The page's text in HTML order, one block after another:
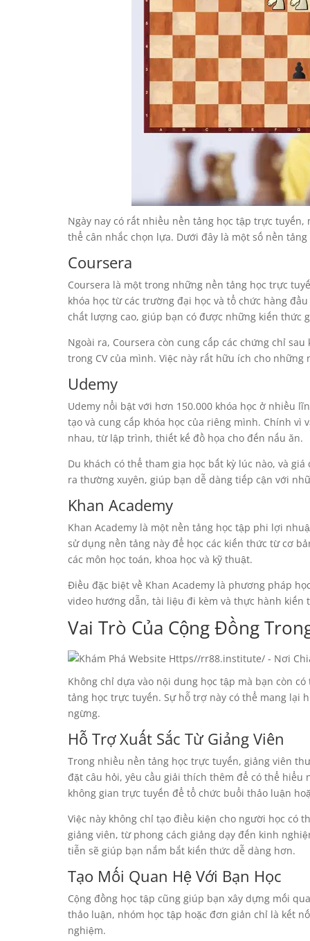
Ngày nay có rất nhiều nền tảng học tập trực
thể cân nhắc chọn lựa. Dưới đây là một số nền
Coursera
Coursera là một trong những nền tảng học trực
khóa học từ các trường đại học và tổ chức hàng
chất lượng cao, giúp bạn có được những kiến thức
Ngoài ra, Coursera còn cung cấp các chứng chỉ
trong CV của mình. Việc này rất hữu ích cho
Udemy
Udemy nổi bật với hơn 150.000 khóa học ở nhiều
tạo và cung cấp khóa học của riêng mình. Chính vì
nhau, từ lập trình, thiết kế đồ họa cho đến nấu ăn.
Du khách có thể tham gia học bất kỳ lúc nào, và
ra thường xuyên, giúp bạn dễ dàng tiếp cận với
Khan Academy
Khan Academy là một nền tảng học tập phi lợi
sử dụng nền tảng này để học các kiến thức từ cơ
các môn học toán, khoa học và kỹ thuật.
Điều đặc biệt về Khan Academy là phương pháp
video hướng dẫn, tài liệu đi kèm và thực hành
Vai Trò Của Cộng Đồng
Không chỉ dựa vào nội dung học tập mà bạn còn
tảng học trực tuyến. Sự hỗ trợ này có thể mang lại
ngừng.
Hỗ Trợ Xuất Sắc Từ Giảng Viên
Trong nhiều nền tảng học trực tuyến, giảng viên
đặt câu hỏi, yêu cầu giải thích thêm để có thể
không gian trực tuyến để tổ chức buổi thảo luận
Việc này không chỉ tạo điều kiện cho người học có
giảng viên, từ phong cách giảng dạy đến kinh
tiễn sẽ giúp bạn nắm bắt kiến thức dễ dàng hơn.
Tạo Mối Quan Hệ Với Bạn Học
Cộng đồng học tập cũng giúp bạn xây dựng mối
thảo luận, nhóm học tập hoặc đơn giản chỉ là kết
nghiệm.